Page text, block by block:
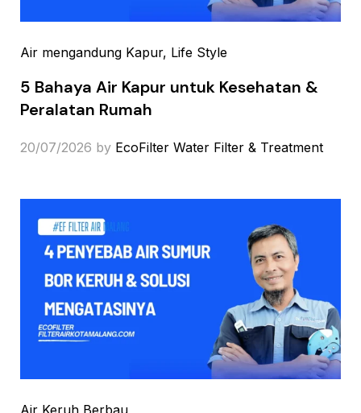
Air mengandung Kapur, Life Style
5 Bahaya Air Kapur untuk Kesehatan &
Peralatan Rumah
20/07/2026 by EcoFilter Water Filter & Treatment
Air Keruh Berbau